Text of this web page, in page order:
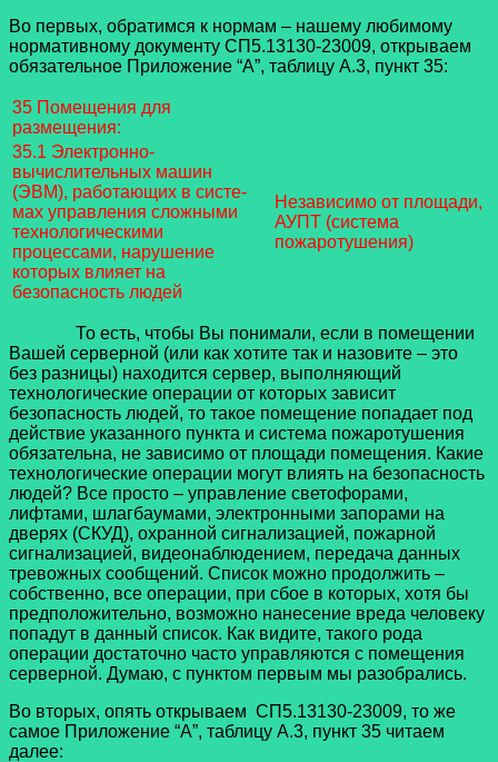
Во первых, обратимся к нормам – нашему любимому
нормативному документу СП5.13130-23009, открываем
обязательное Приложение “А”, таблицу А.3, пункт 35:
35 Помещения для
размещения:
35.1 Электронно-
вычислительных машин
(ЭВМ), работающих в систе-
мах управления сложными
технологическими
процессами, нарушение
которых влияет на
безопасность людей
Независимо от площади,
АУПТ (система
пожаротушения)
То есть, чтобы Вы понимали, если в помещении
Вашей серверной (или как хотите так и назовите – это
без разницы) находится сервер, выполняющий
технологические операции от которых зависит
безопасность людей, то такое помещение попадает под
действие указанного пункта и система пожаротушения
обязательна, не зависимо от площади помещения. Какие
технологические операции могут влиять на безопасность
людей? Все просто – управление светофорами,
лифтами, шлагбаумами, электронными запорами на
дверях (СКУД), охранной сигнализацией, пожарной
сигнализацией, видеонаблюдением, передача данных
тревожных сообщений. Список можно продолжить –
собственно, все операции, при сбое в которых, хотя бы
предположительно, возможно нанесение вреда человеку
попадут в данный список. Как видите, такого рода
операции достаточно часто управляются с помещения
серверной. Думаю, с пунктом первым мы разобрались.
Во вторых, опять открываем СП5.13130-23009, то же
самое Приложение “А”, таблицу А.3, пункт 35 читаем
далее: